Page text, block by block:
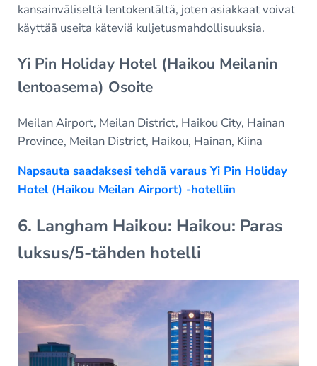
kansainväliseltä lentokentältä, joten asiakkaat voivat
käyttää useita käteviä kuljetusmahdollisuuksia.
Yi Pin Holiday Hotel (Haikou Meilanin
lentoasema) Osoite
Meilan Airport, Meilan District, Haikou City, Hainan
Province, Meilan District, Haikou, Hainan, Kiina
Napsauta saadaksesi tehdä varaus Yi Pin Holiday
Hotel (Haikou Meilan Airport) -hotelliin
6. Langham Haikou: Haikou: Paras
luksus/5-tähden hotelli